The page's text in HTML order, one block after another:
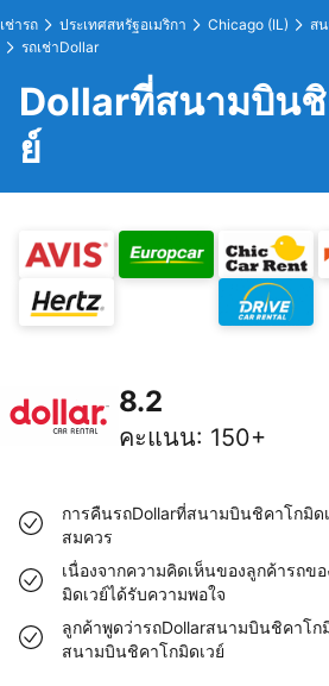
เช่ารถ ประเทศสหรัฐอเมริกา Chicago (IL)
ส
รถเช่าDollar
Dollarที่สนามบินชิ
ย์
8.2
คะแนน: 150+
การคืนรถDollarที่สนามบินชิคาโกมิด
สมควร
เนื่องจากความคิดเห็นของลูกค้ารถข
มิดเวย์ได้รับความพอใจ
ลูกค้าพูดว่ารถDollarสนามบินชิคาโก
สนามบินชิคาโกมิดเวย์